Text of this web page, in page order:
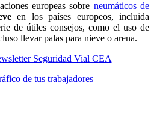
europeas sobre neumáticos de
en los países europeos, incluida
de útiles consejos, como el uso de
llevar palas para nieve o arena.